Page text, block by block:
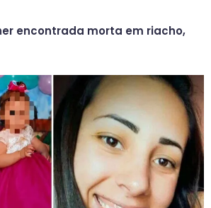
encontrada morta em riacho,